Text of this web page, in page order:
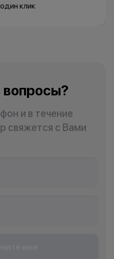
клик
и в течение
свяжется с Вами